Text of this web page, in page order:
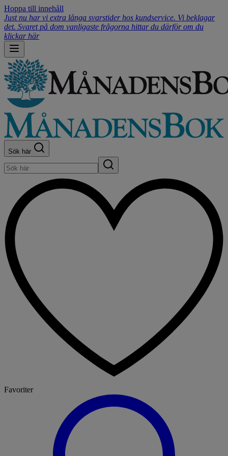
Hoppa till innehåll
Just nu har vi extra långa svarstider hos kundservice. Vi beklagar
det. Svaret på dom vanligaste frågorna hittar du därför om du
klickar här
Sök här
Favoriter